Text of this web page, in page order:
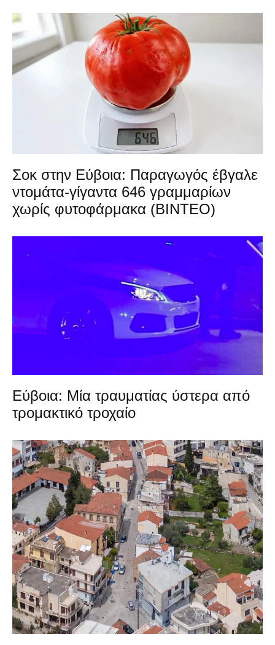
Σοκ στην Εύβοια: Παραγωγός έβγαλε
ντομάτα-γίγαντα 646 γραμμαρίων
χωρίς φυτοφάρμακα (ΒΙΝΤΕΟ)
Εύβοια: Μία τραυματίας ύστερα από
τρομακτικό τροχαίο